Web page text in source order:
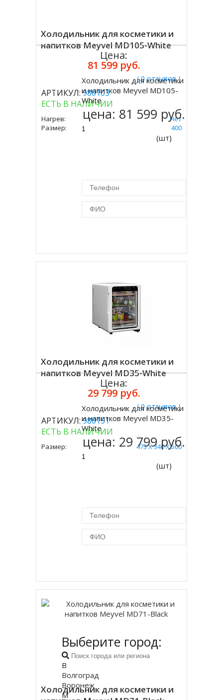
Холодильник для косметики и
напитков Meyvel MD105-White
( 0 отзывов )
АРТИКУЛ:980103
ЕСТЬ В НАЛИЧИИ
Нагрев:
Нет
Размер:
1228 Х 450 Х 400
Цена:
81 599 руб.
Холодильник для косметики
и напитков Meyvel MD105-
White
цена: 81 599 руб.
(шт)
Холодильник для косметики и
напитков Meyvel MD35-White
( 0 отзывов )
АРТИКУЛ:980151
ЕСТЬ В НАЛИЧИИ
Размер: 475 Х 340 Х 500
Цена:
29 799 руб.
Холодильник для косметики
и напитков Meyvel MD35-
White
цена: 29 799 руб.
(шт)
Холодильник для косметики и
Выберите город:
В
Волгоград
Воронеж
М